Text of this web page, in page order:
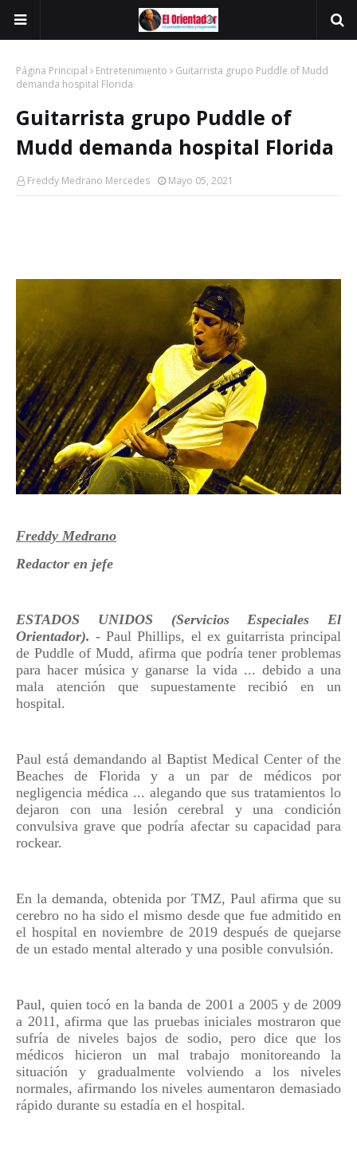
Página Principal Entretenimiento
Guitarrista grupo Puddle of Mudd
demanda hospital Florida
Guitarrista grupo Puddle of
Mudd demanda hospital Florida
Freddy Medrano Mercedes Mayo 05, 2021
Freddy Medrano
Redactor en jefe
ESTADOS UNIDOS (Servicios Especiales El
Orientador). - Paul Phillips, el ex guitarrista principal
de Puddle of Mudd, afirma que podría tener problemas
para hacer música y ganarse la vida ... debido a una
mala atención que supuestamente recibió en un
hospital.
Paul está demandando al Baptist Medical Center of the
Beaches de Florida y a un par de médicos por
negligencia médica ... alegando que sus tratamientos lo
dejaron con una lesión cerebral y una condición
convulsiva grave que podría afectar su capacidad para
rockear.
En la demanda, obtenida por TMZ, Paul afirma que su
cerebro no ha sido el mismo desde que fue admitido en
el hospital en noviembre de 2019 después de quejarse
de un estado mental alterado y una posible convulsión.
Paul, quien tocó en la banda de 2001 a 2005 y de 2009
a 2011, afirma que las pruebas iniciales mostraron que
sufría de niveles bajos de sodio, pero dice que los
médicos hicieron un mal trabajo monitoreando la
situación y gradualmente volviendo a los niveles
normales, afirmando los niveles aumentaron demasiado
rápido durante su estadía en el hospital.